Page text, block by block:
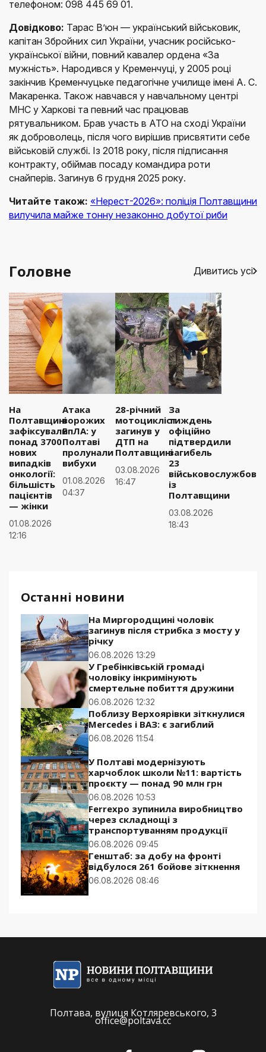
телефоном: 098 445 69 01.
Довідково: Тарас В’юн — український військовик,
капітан Збройних сил України, учасник російсько-
української війни, повний кавалер ордена «За
мужність». Народився у Кременчуці, у 2005 році
закінчив Кременчуцьке педагогічне училище імені А. С.
Макаренка. Також навчався у навчальному центрі
МНС у Харкові та певний час працював
рятувальником. Брав участь в АТО на сході України
як доброволець, після чого вирішив присвятити себе
військовій службі. Із 2018 року, після підписання
контракту, обіймав посаду командира роти
снайперів. Загинув 6 грудня 2025 року.
Читайте також: «Нерест-2026»: поліція Полтавщини
вилучила майже тонну незаконно добутої риби
Останні новини
На Миргородщині чоловік
загинув після стрибка з мосту у
річку
06.08.2026 13:29
У Гребінківській громаді
чоловіку інкримінують
смертельне побиття дружини
06.08.2026 12:32
Поблизу Верхоярівки зіткнулися
Mercedes і ВАЗ: є загиблий
06.08.2026 11:54
У Полтаві модернізують
харчоблок школи №11: вартість
проєкту — понад 90 млн грн
06.08.2026 10:53
Ferrexpo зупинила виробництво
через складнощі з
транспортуванням продукції
06.08.2026 09:45
Генштаб: за добу на фронті
відбулося 261 бойове зіткнення
06.08.2026 08:46
Головне Дивитись усі
На
Полтавщині
зафіксували
понад 3700
нових
випадків
онкології:
більшість
пацієнтів
— жінки
01.08.2026
12:16
Атака
ворожих
БпЛА: у
Полтаві
пролунали
вибухи
01.08.2026
04:37
28-річний
мотоцикліст
загинув у
ДТП на
Полтавщині
03.08.2026
16:47
За
тиждень
офіційно
підтвердили
загибель
23
із
Полтавщини
03.08.2026
18:43
Полтава, вулиця Котляревського, 3
office@poltava.cc